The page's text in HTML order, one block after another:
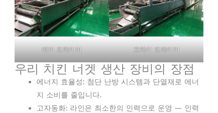
에어 드라이어 프라이 드라이어
우리 치킨 너겟 생산 장비의 장점
에너지 효율성: 첨단 난방 시스템과 단열재로 에너
지 소비를 줄입니다.
고자동화: 라인은 최소한의 인력으로 운영 — 인력